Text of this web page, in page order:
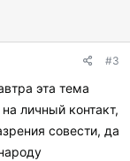
#3
эта тема
личный контакт,
совести, да